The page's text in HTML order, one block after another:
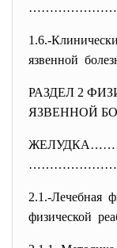
…
1.6.-
язвенной
РАЗДЕЛ 2
ЯЗВЕННОЙ
……………
2.1.-Лечебная
физической